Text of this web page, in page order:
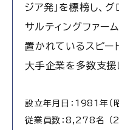
ジア発」を標榜し、
サルティングファー
置かれているスピー
大手企業を多数支援
設立年月日：1981年（
従業員数：8,278名